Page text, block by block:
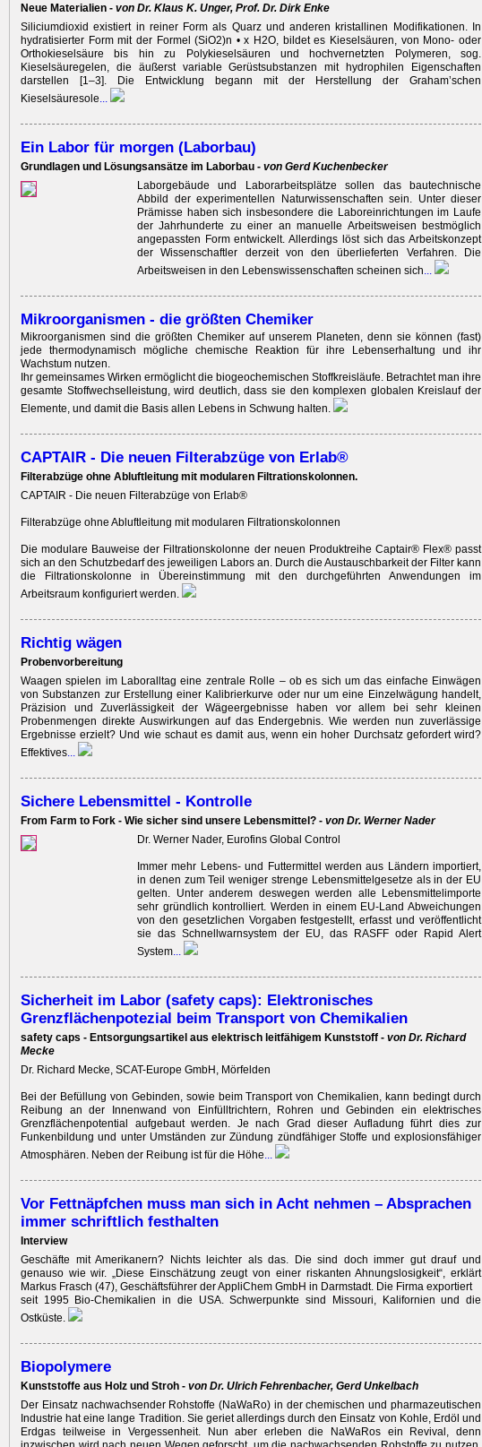
Neue Materialien - von Dr. Klaus K. Unger, Prof. Dr. Dirk Enke
Siliciumdioxid existiert in reiner Form als Quarz und anderen kristallinen Modifikationen. In
hydratisierter Form mit der Formel (SiO2)n • x H2O, bildet es Kieselsäuren, von Mono- oder
Orthokieselsäure bis hin zu Polykieselsäuren und hochvernetzten Polymeren, sog.
Kieselsäuregelen, die äußerst variable Gerüstsubstanzen mit hydrophilen Eigenschaften
darstellen [1–3]. Die Entwicklung begann mit der Herstellung der Graham’schen
Kieselsäuresole...
Ein Labor für morgen (Laborbau)
Grundlagen und Lösungsansätze im Laborbau - von Gerd Kuchenbecker
Laborgebäude und Laborarbeitsplätze sollen das bautechnische
Abbild der experimentellen Naturwissenschaften sein. Unter dieser
Prämisse haben sich insbesondere die Laboreinrichtungen im Laufe
der Jahrhunderte zu einer an manuelle Arbeitsweisen bestmöglich
angepassten Form entwickelt. Allerdings löst sich das Arbeitskonzept
der Wissenschaftler derzeit von den überlieferten Verfahren. Die
Arbeitsweisen in den Lebenswissenschaften scheinen sich...
Mikroorganismen - die größten Chemiker
Mikroorganismen sind die größten Chemiker auf unserem Planeten, denn sie können (fast)
jede thermodynamisch mögliche chemische Reaktion für ihre Lebenserhaltung und ihr
Wachstum nutzen.
Ihr gemeinsames Wirken ermöglicht die biogeochemischen Stoffkreisläufe. Betrachtet man ihre
gesamte Stoffwechselleistung, wird deutlich, dass sie den komplexen globalen Kreislauf der
Elemente, und damit die Basis allen Lebens in Schwung halten.
CAPTAIR - Die neuen Filterabzüge von Erlab®
Filterabzüge ohne Abluftleitung mit modularen Filtrationskolonnen.
CAPTAIR - Die neuen Filterabzüge von Erlab®
Filterabzüge ohne Abluftleitung mit modularen Filtrationskolonnen
Die modulare Bauweise der Filtrationskolonne der neuen Produktreihe Captair® Flex® passt
sich an den Schutzbedarf des jeweiligen Labors an. Durch die Austauschbarkeit der Filter kann
die Filtrationskolonne in Übereinstimmung mit den durchgeführten Anwendungen im
Arbeitsraum konfiguriert werden.
Richtig wägen
Probenvorbereitung
Waagen spielen im Laboralltag eine zentrale Rolle – ob es sich um das einfache Einwägen
von Substanzen zur Erstellung einer Kalibrierkurve oder nur um eine Einzelwägung handelt,
Präzision und Zuverlässigkeit der Wägeergebnisse haben vor allem bei sehr kleinen
Probenmengen direkte Auswirkungen auf das Endergebnis. Wie werden nun zuverlässige
Ergebnisse erzielt? Und wie schaut es damit aus, wenn ein hoher Durchsatz gefordert wird?
Effektives...
Sichere Lebensmittel - Kontrolle
From Farm to Fork - Wie sicher sind unsere Lebensmittel? - von Dr. Werner Nader
Dr. Werner Nader, Eurofins Global Control
Immer mehr Lebens- und Futtermittel werden aus Ländern importiert,
in denen zum Teil weniger strenge Lebensmittelgesetze als in der EU
gelten. Unter anderem deswegen werden alle Lebensmittelimporte
sehr gründlich kontrolliert. Werden in einem EU-Land Abweichungen
von den gesetzlichen Vorgaben festgestellt, erfasst und veröffentlicht
sie das Schnellwarnsystem der EU, das RASFF oder Rapid Alert
System...
Sicherheit im Labor (safety caps): Elektronisches
Grenzflächenpotezial beim Transport von Chemikalien
safety caps - Entsorgungsartikel aus elektrisch leitfähigem Kunststoff - von Dr. Richard
Mecke
Dr. Richard Mecke, SCAT-Europe GmbH, Mörfelden
Bei der Befüllung von Gebinden, sowie beim Transport von Chemikalien, kann bedingt durch
Reibung an der Innenwand von Einfülltrichtern, Rohren und Gebinden ein elektrisches
Grenzflächenpotential aufgebaut werden. Je nach Grad dieser Aufladung führt dies zur
Funkenbildung und unter Umständen zur Zündung zündfähiger Stoffe und explosionsfähiger
Atmosphären. Neben der Reibung ist für die Höhe...
Vor Fettnäpfchen muss man sich in Acht nehmen – Absprachen
immer schriftlich festhalten
Interview
Geschäfte mit Amerikanern? Nichts leichter als das. Die sind doch immer gut drauf und
genauso wie wir. „Diese Einschätzung zeugt von einer riskanten Ahnungslosigkeit“, erklärt
Markus Frasch (47), Geschäftsführer der AppliChem GmbH in Darmstadt. Die Firma exportiert
seit 1995 Bio-Chemikalien in die USA. Schwerpunkte sind Missouri, Kalifornien und die
Ostküste.
Biopolymere
Kunststoffe aus Holz und Stroh - von Dr. Ulrich Fehrenbacher, Gerd Unkelbach
Der Einsatz nachwachsender Rohstoffe (NaWaRo) in der chemischen und pharmazeutischen
Industrie hat eine lange Tradition. Sie geriet allerdings durch den Einsatz von Kohle, Erdöl und
Erdgas teilweise in Vergessenheit. Nun aber erleben die NaWaRos ein Revival, denn